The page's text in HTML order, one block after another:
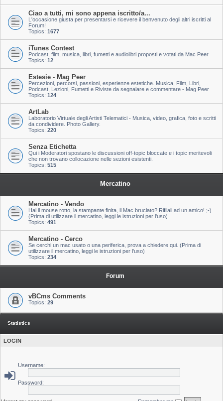
Ciao a tutti, mi sono appena iscritto/a...
L'occasione giusta per presentarsi e ricevere il benvenuto degli altri iscritti al
Forum!
Topics: 1677
iTunes Contest
Podcast, film, musica, libri, fumetti e audiolibri proposti e votati da Mac Peer
Topics: 12
Estesie - Mag Peer
Percezioni, percorsi, passioni, esperienze estetiche. Musica, Film, Libri,
Podcast, Lezioni, Fumetti e Riviste da segnalare e commentare - Mag Peer
Topics: 124
ArtLab
Laboratorio Virtuale degli Artisti Telematici - Musica, video, grafica, foto e scritti
da condividere. Photo Gallery.
Topics: 220
Senza Etichetta
Qui i Moderatori spostano le discussioni off-topic bloccate e i topic meritevoli
che non trovano collocazione nelle sezioni esistenti.
Topics: 515
Mercatino
Mercatino - Vendo
Hai il mouse rotto, la stampante finita, il Mac bruciato? Rifilali ad un amico! ;-)
(Prima di utilizzare il mercatino, leggi le istruzioni per l'uso)
Topics: 491
Mercatino - Cerco
Se cerchi un mac usato o una periferica, prova a chiedere qui. (Prima di
utilizzare il mercatino, leggi le istruzioni per l'uso)
Topics: 234
Forum
vBCms Comments
Topics: 29
Statistics
LOGIN
Username:
Password: